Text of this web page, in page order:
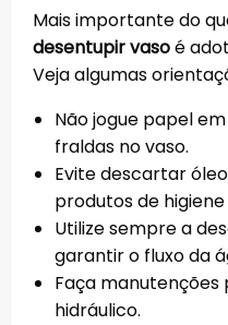
Mais importante do
desentupir vasoé
Veja algumas
Não jogue papel
fraldas no vaso.
Evite descartar
produtos de
Utilize sempre a
garantir o fluxo da
Faça manutenções
hidráulico.